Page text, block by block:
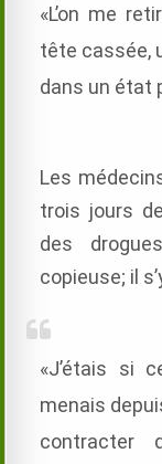
«L’on me
tête cassée,
dans un état
Les
trois jours
des
copieuse; il
«J’étais si
menais